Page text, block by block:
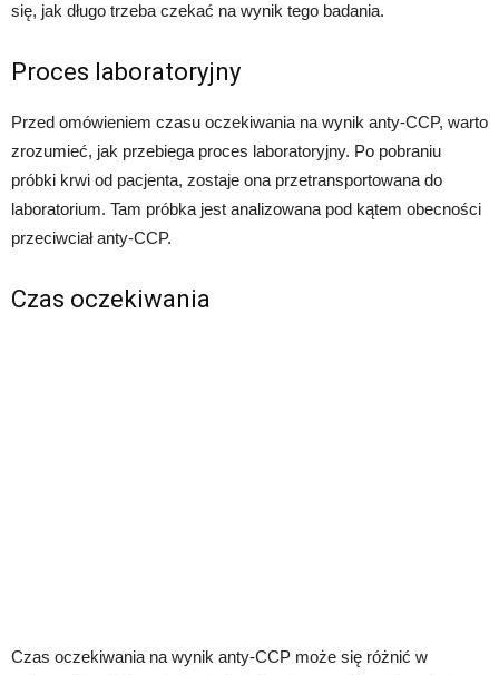
się, jak długo trzeba czekać na wynik tego badania.
Proces laboratoryjny
Przed omówieniem czasu oczekiwania na wynik anty-CCP, warto
zrozumieć, jak przebiega proces laboratoryjny. Po pobraniu
próbki krwi od pacjenta, zostaje ona przetransportowana do
laboratorium. Tam próbka jest analizowana pod kątem obecności
przeciwciał anty-CCP.
Czas oczekiwania
Czas oczekiwania na wynik anty-CCP może się różnić w